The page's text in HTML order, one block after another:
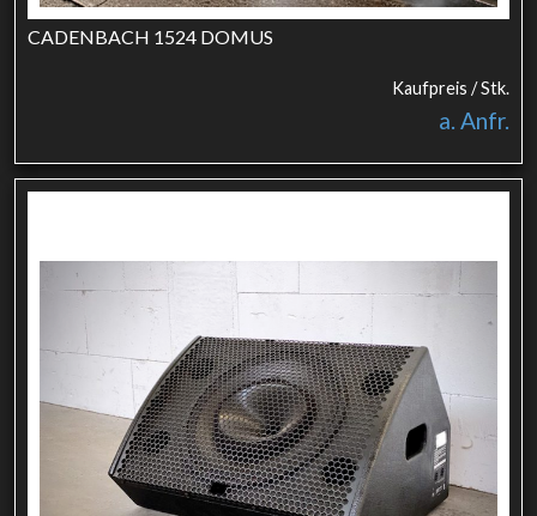
CADENBACH 1524 DOMUS
Kaufpreis / Stk.
a. Anfr.